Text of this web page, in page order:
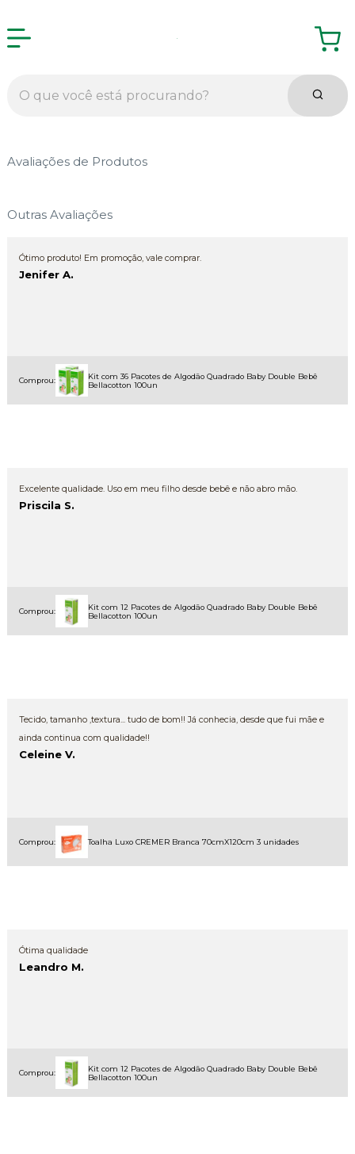
Avaliações de Produtos
Outras Avaliações
Ótimo produto! Em promoção, vale comprar.
Jenifer A.
Comprou:
Kit com 36 Pacotes de Algodão Quadrado Baby Double Bebê
Bellacotton 100un
Excelente qualidade. Uso em meu filho desde bebê e não abro mão.
Priscila S.
Comprou:
Kit com 12 Pacotes de Algodão Quadrado Baby Double Bebê
Bellacotton 100un
Tecido, tamanho ,textura... tudo de bom!! Já conhecia, desde que fui mãe e
ainda continua com qualidade!!
Celeine V.
Comprou: Toalha Luxo CREMER Branca 70cmX120cm 3 unidades
Ótima qualidade
Leandro M.
Comprou:
Kit com 12 Pacotes de Algodão Quadrado Baby Double Bebê
Bellacotton 100un